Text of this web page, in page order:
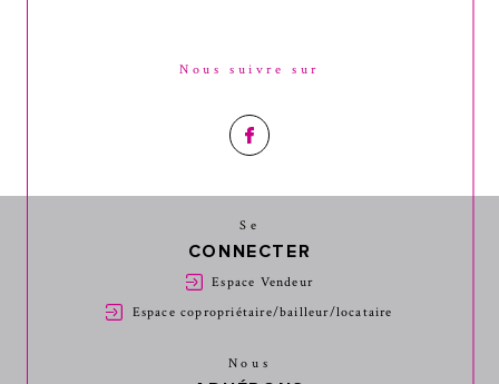
Nous suivre sur
Se
CONNECTER
Espace Vendeur
Espace copropriétaire/bailleur/locataire
Nous